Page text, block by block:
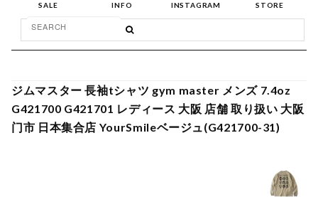
SALE INFO INSTAGRAM STORE
ジムマスター 長袖tシャツ gym master メンズ 7.4oz
G421700 G421701 レディース 大阪 店舗 取り扱い 大阪
门市 日本集合店 YourSmileベージュ(G421700-31)